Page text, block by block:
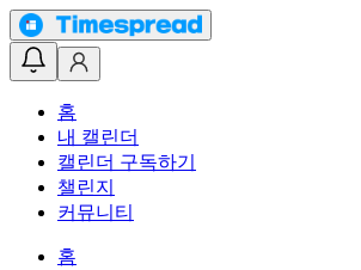
홈
내 캘린더
캘린더 구독하기
챌린지
커뮤니티
홈